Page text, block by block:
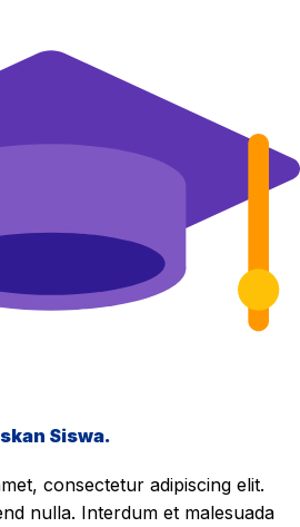
Siswa.
consectetur adipiscing elit.
nulla. Interdum et malesuada